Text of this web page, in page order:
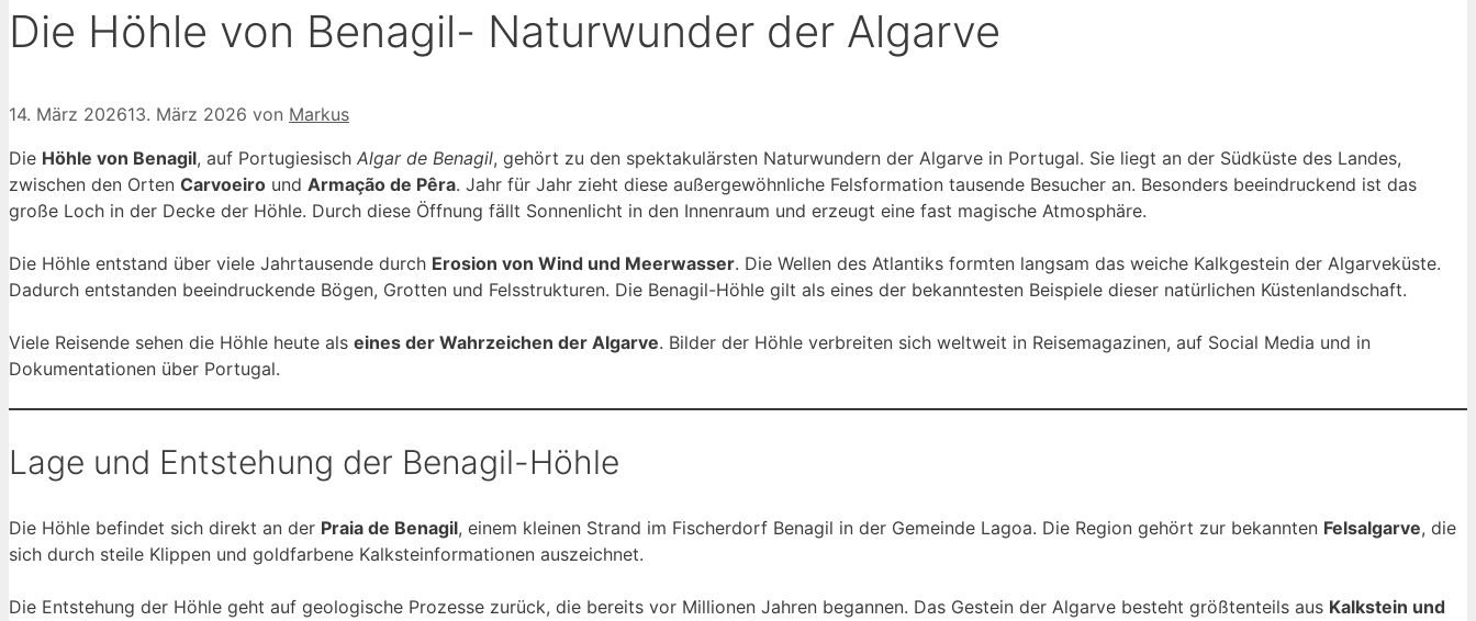
Die Höhle von Benagil- Naturwunder der Algarve
14. März 202613. März 2026 von Markus
Die Höhle von Benagil, auf Portugiesisch Algar de Benagil, gehört zu den spektakulärsten Naturwundern der Algarve in Portugal. Sie liegt an der Südküste des Landes,
zwischen den Orten Carvoeiro und Armação de Pêra. Jahr für Jahr zieht diese außergewöhnliche Felsformation tausende Besucher an. Besonders beeindruckend ist das
große Loch in der Decke der Höhle. Durch diese Öffnung fällt Sonnenlicht in den Innenraum und erzeugt eine fast magische Atmosphäre.
Die Höhle entstand über viele Jahrtausende durch Erosion von Wind und Meerwasser. Die Wellen des Atlantiks formten langsam das weiche Kalkgestein der Algarveküste.
Dadurch entstanden beeindruckende Bögen, Grotten und Felsstrukturen. Die Benagil-Höhle gilt als eines der bekanntesten Beispiele dieser natürlichen Küstenlandschaft.
Viele Reisende sehen die Höhle heute als eines der Wahrzeichen der Algarve. Bilder der Höhle verbreiten sich weltweit in Reisemagazinen, auf Social Media und in
Dokumentationen über Portugal.
Lage und Entstehung der Benagil-Höhle
Die Höhle befindet sich direkt an der Praia de Benagil, einem kleinen Strand im Fischerdorf Benagil in der Gemeinde Lagoa. Die Region gehört zur bekannten Felsalgarve, die
sich durch steile Klippen und goldfarbene Kalksteinformationen auszeichnet.
Die Entstehung der Höhle geht auf geologische Prozesse zurück, die bereits vor Millionen Jahren begannen. Das Gestein der Algarve besteht größtenteils aus Kalkstein und